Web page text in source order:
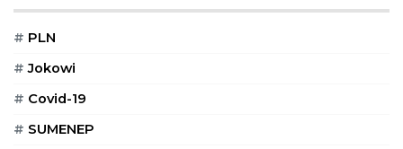
# PLN
# Jokowi
# Covid-19
# SUMENEP